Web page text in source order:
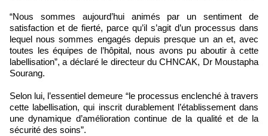
‎‎“Nous sommes aujourd’hui animés par un sentiment de
satisfaction et de fierté, parce qu’il s’agit d’un processus dans
lequel nous sommes engagés depuis presque un an et, avec
toutes les équipes de l’hôpital, nous avons pu aboutir à cette
labellisation”, a déclaré le directeur du CHNCAK, Dr Moustapha
Sourang.
‎‎Selon lui, l’essentiel demeure “le processus enclenché à travers
cette labellisation, qui inscrit durablement l’établissement dans
une dynamique d’amélioration continue de la qualité et de la
sécurité des soins”.